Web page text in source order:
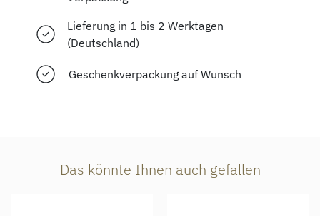
Lieferung in 1 bis 2 Werktagen
(Deutschland)
Geschenkverpackung auf Wunsch
Das könnte Ihnen auch gefallen